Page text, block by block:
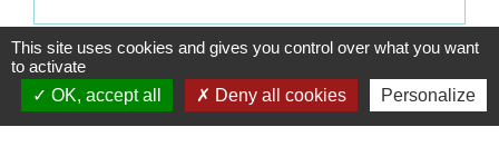
Comment faire si...
J'achète un logement
This site uses cookies and gives you control over what you want
to activate
OK, accept all
Deny all cookies Personalize